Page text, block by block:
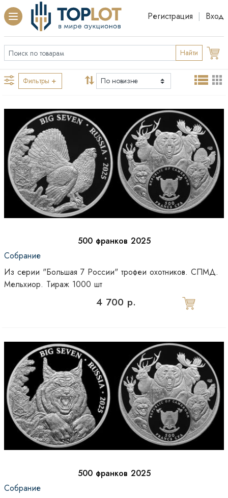
Регистрация | Вход
Найти
Фильтры
500 франков 2025
Собрание
Из серии "Большая 7 России" трофеи охотников. СПМД.
Мельхиор. Тираж 1000 шт
4 700 р.
500 франков 2025
Собрание